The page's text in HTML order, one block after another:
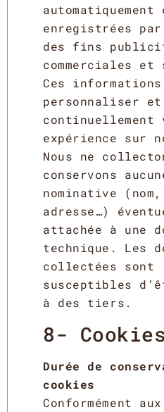
enregistrées
des fins
commerciales
Ces
personnaliser
continuellement
expérience sur
Nous ne
conservons
nominative (nom,
adresse…)
attachée à une
technique. Les
collectées sont
susceptibles
à des tiers.
8- Cookies
Durée de
cookies
Conformément aux